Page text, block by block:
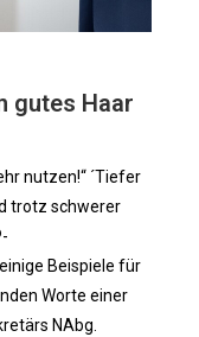
gutes Haar
nutzen!“ ´Tiefer
trotz schwerer
Beispiele für
Worte einer
NAbg.